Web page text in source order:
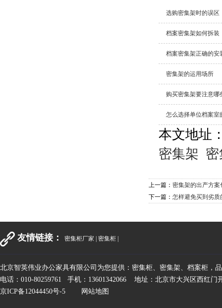
选购密集架时的误区
档案密集架如何拆装
档案密集架正确的安
密集架的运用场所
购买密集架要注意哪
怎么选择单位档案室
本文地址
密集架
上一篇： 密集架的出产方案
下一篇： 怎样避免买到劣质
友情链接： 密集柜厂家 密集柜
北京智英伟业办公家具有限公司为您提供：密集柜、密集架、档案柜，
电话：010-80259761 手机：13601342066 地址：北京市大兴区西红门
京ICP备12044450号-5
网站地图